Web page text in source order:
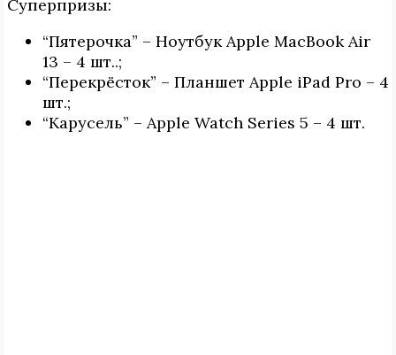
Суперпризы:
“Пятерочка” – Ноутбук Apple MacBook Air
13 – 4 шт..;
“Перекрёсток” – Планшет Apple iPad Pro – 4
шт.;
“Карусель” – Apple Watch Series 5 – 4 шт.